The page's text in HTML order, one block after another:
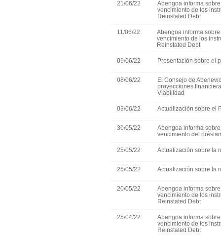
21/06/22
Abengoa informa
vencimiento de los
Reinstated Debt
11/06/22
Abengoa informa
vencimiento de los
Reinstated Debt
09/06/22 Presentación sobre el
08/06/22
El Consejo de
proyecciones
Viabilidad
03/06/22 Actualización sobre el
30/05/22
Abengoa informa
vencimiento del
25/05/22 Actualización sobre la
25/05/22 Actualización sobre la
20/05/22
Abengoa informa
vencimiento de los
Reinstated Debt
25/04/22
Abengoa informa
vencimiento de los
Reinstated Debt